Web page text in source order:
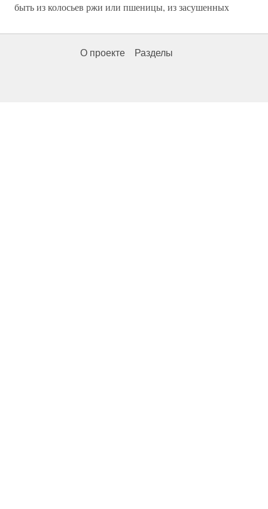
быть из колосьев ржи или пшеницы, из засушенных
О проекте Разделы